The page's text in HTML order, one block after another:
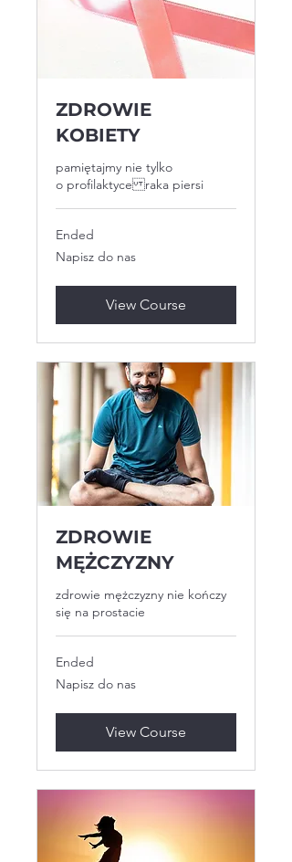
ZDROWIE
KOBIETY
pamiętajmy nie tylko
o profilaktyce raka piersi
Ended
Napisz
do
Napisz do nas
View Course
ZDROWIE
MĘŻCZYZNY
zdrowie mężczyzny nie kończy
się na prostacie
Ended
Napisz
do
Napisz do nas
View Course